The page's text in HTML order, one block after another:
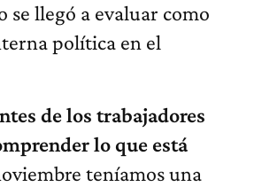
se llegó a evaluar como
política en el
de los trabajadores
lo que está
teníamos una